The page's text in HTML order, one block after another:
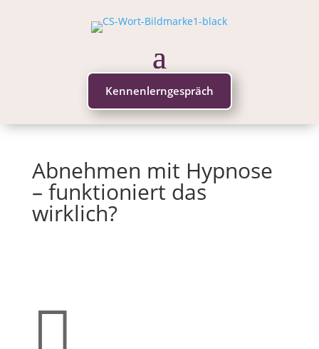
Kennenlerngespräch
Abnehmen mit Hypnose
– funktioniert das
wirklich?